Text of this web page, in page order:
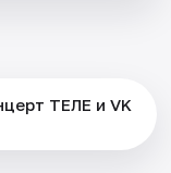
ТЕЛЕ и VK